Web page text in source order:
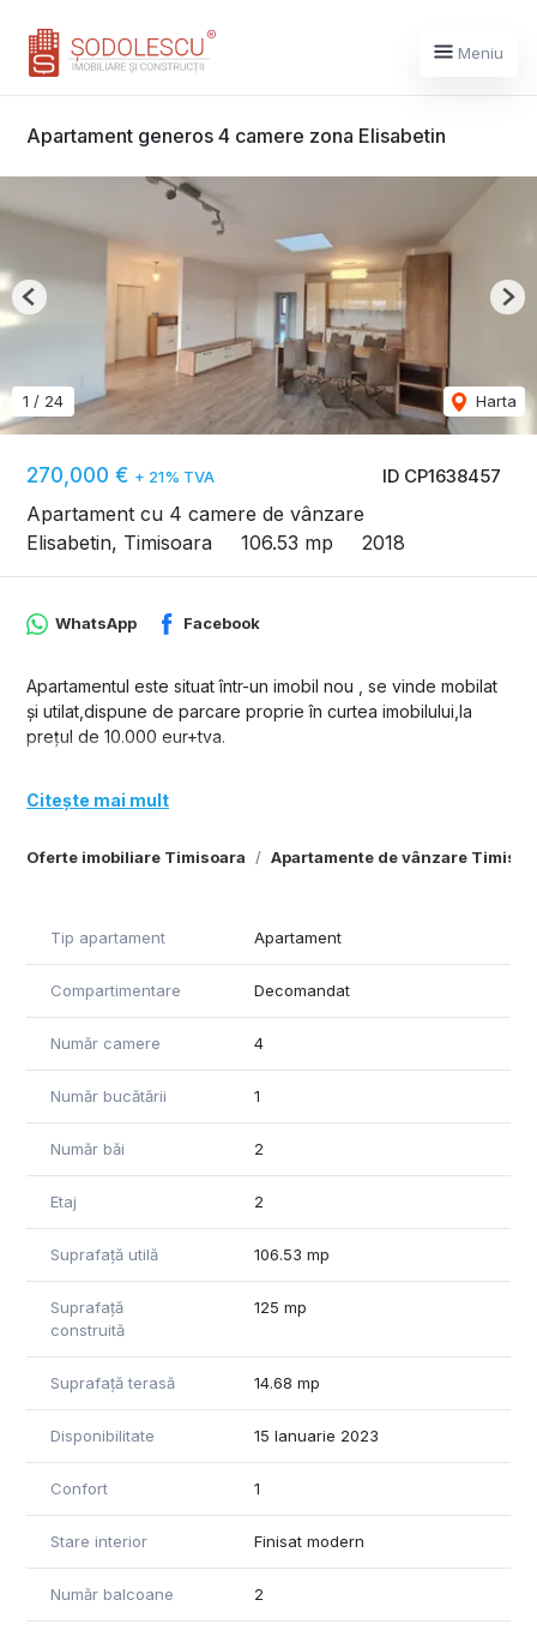
Meniu
Apartament generos 4 camere zona Elisabetin
ID CP1638457
270,000 € + 21% TVA
Apartament cu 4 camere de vânzare
Elisabetin, Timisoara
106.53 mp 2018
1 / 24 Harta
Previous
Oferte imobiliare Timisoara Apartamente de vânzare
WhatsApp Facebook
Apartamentul este situat într-un imobil nou , se vinde mobilat
și utilat,dispune de parcare proprie în curtea imobilului,la
prețul de 10.000 eur+tva.
Citește mai mult
Tip apartament Apartament
Compartimentare Decomandat
Număr camere 4
Număr bucătării 1
Număr băi 2
Etaj 2
Suprafață utilă 106.53 mp
Suprafață
construită
125 mp
Suprafață terasă 14.68 mp
Disponibilitate 15 Ianuarie 2023
Confort 1
Stare interior Finisat modern
Număr balcoane 2